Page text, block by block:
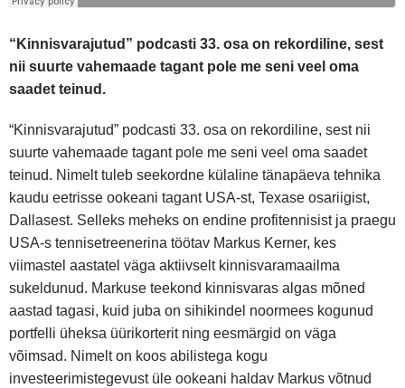
“Kinnisvarajutud” podcasti 33. osa on rekordiline, sest
nii suurte vahemaade tagant pole me seni veel oma
saadet teinud.
“Kinnisvarajutud” podcasti 33. osa on rekordiline, sest nii
suurte vahemaade tagant pole me seni veel oma saadet
teinud. Nimelt tuleb seekordne külaline tänapäeva tehnika
kaudu eetrisse ookeani tagant USA-st, Texase osariigist,
Dallasest. Selleks meheks on endine profitennisist ja praegu
USA-s tennisetreenerina töötav Markus Kerner, kes
viimastel aastatel väga aktiivselt kinnisvaramaailma
sukeldunud. Markuse teekond kinnisvaras algas mõned
aastad tagasi, kuid juba on sihikindel noormees kogunud
portfelli üheksa üürikorterit ning eesmärgid on väga
võimsad. Nimelt on koos abilistega kogu
investeerimistegevust üle ookeani haldav Markus võtnud